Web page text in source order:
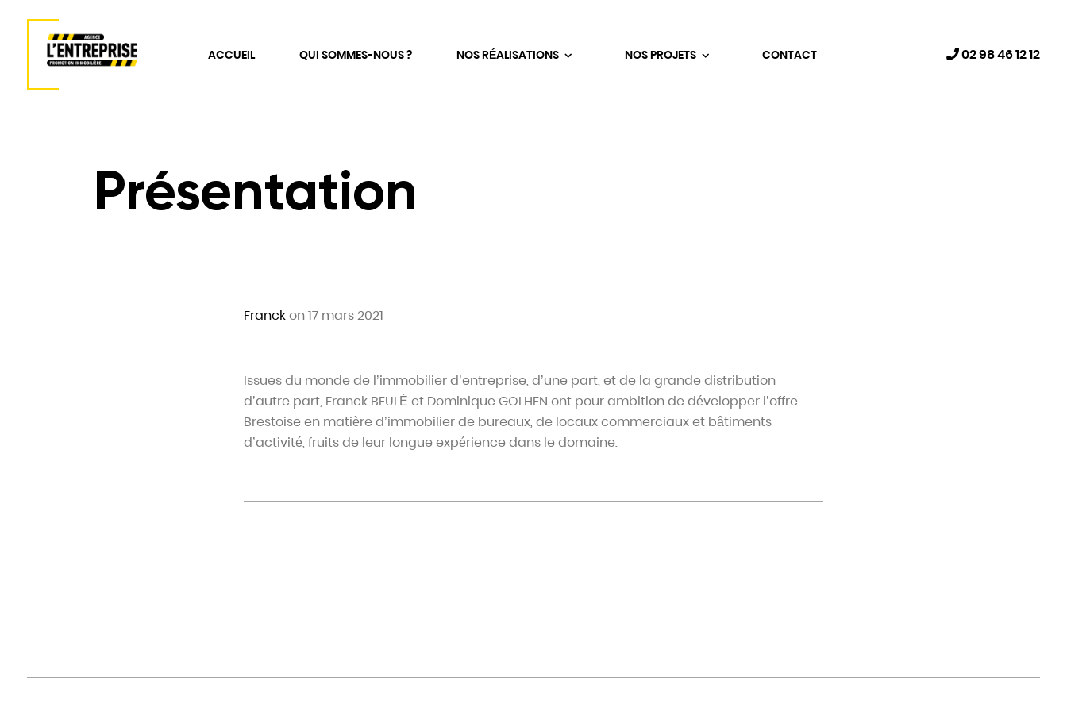
ACCUEIL QUI SOMMES-NOUS ? NOS RÉALISATIONS NOS PROJETS CONTACT 02 98 46 12 12
Présentation
Franckon 17 mars 2021
Issues du monde de l’immobilier d’entreprise, d’une part, et de la grande distribution
d’autre part, Franck BEULÉ et Dominique GOLHEN ont pour ambition de développer l’offre
Brestoise en matière d’immobilier de bureaux, de locaux commerciaux et bâtiments
d’activité, fruits de leur longue expérience dans le domaine.